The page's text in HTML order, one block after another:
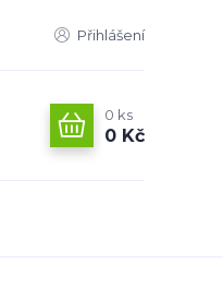
Přihlášení
0 ks
0 Kč